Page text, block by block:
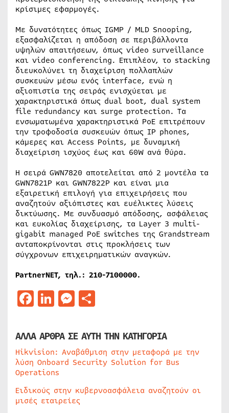
κρίσιμες εφαρμογές.
Με δυνατότητες όπως IGMP / MLD Snooping,
εξασφαλίζεται η απόδοση σε περιβάλλοντα
υψηλών απαιτήσεων, όπως video surveillance
και video conferencing. Επιπλέον, το stacking
διευκολύνει τη διαχείριση πολλαπλών
συσκευών μέσω ενός interface, ενώ η
αξιοπιστία της σειράς ενισχύεται με
χαρακτηριστικά όπως dual boot, dual system
file redundancy και surge protection. Τα
ενσωματωμένα χαρακτηριστικά PoE επιτρέπουν
την τροφοδοσία συσκευών όπως IP phones,
κάμερες και Access Points, με δυναμική
διαχείριση ισχύος έως και 60W ανά θύρα.
Η σειρά GWN7820 αποτελείται από 2 μοντέλα τα
GWN7821P και GWN7822P και είναι μια
εξαιρετική επιλογή για επιχειρήσεις που
αναζητούν αξιόπιστες και ευέλικτες λύσεις
δικτύωσης. Με συνδυασμό απόδοσης, ασφάλειας
και ευκολίας διαχείρισης, τα Layer 3 multi-
gigabit managed PoE switches της Grandstream
ανταποκρίνονται στις προκλήσεις των
σύγχρονων επιχειρηματικών αναγκών.
PartnerNET, τηλ.: 210-7100000.
Facebook
LinkedIn
Messenger
ΑΛΛΑ ΑΡΘΡΑ ΣΕ ΑΥΤΗ ΤΗΝ ΚΑΤΗΓΟΡΙΑ
Hikvision: Αναβάθμιση στην μεταφορά με την
λύση Onboard Security Solution for Bus
Operations
Ειδικούς στην κυβερνοασφάλεια αναζητούν οι
μισές εταιρείες